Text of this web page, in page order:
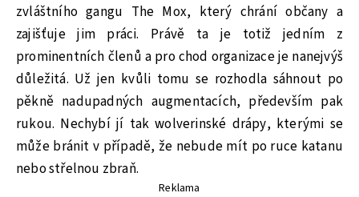
zvláštního gangu The Mox, který chrání občany a
zajišťuje jim práci. Právě ta je totiž jedním z
prominentních členů a pro chod organizace je nanejvýš
důležitá. Už jen kvůli tomu se rozhodla sáhnout po
pěkně nadupadných augmentacích, především pak
rukou. Nechybí jí tak wolverinské drápy, kterými se
může bránit v případě, že nebude mít po ruce katanu
nebo střelnou zbraň.
Reklama